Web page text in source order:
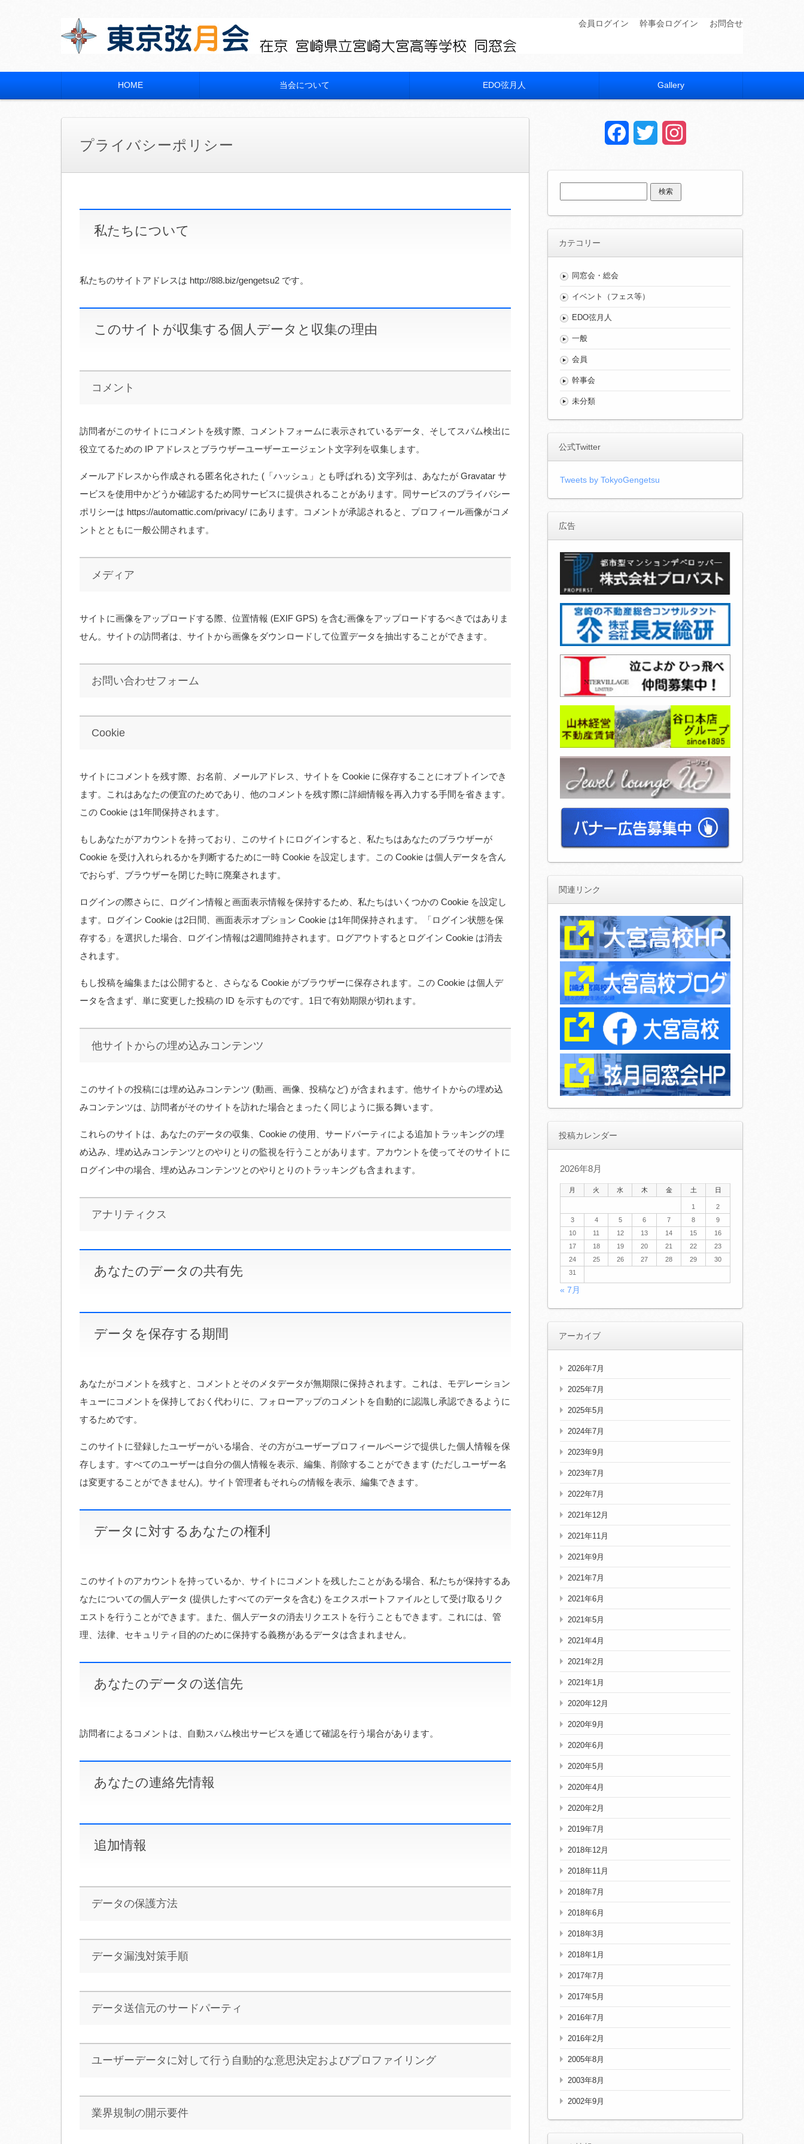
東京弦月会
会員ログイン 幹事会ログイン お問合せ
ン
HOME 当会について EDO弦月人 Gallery
プライバシーポリシー
私たちについて
私たちのサイトアドレスは http://8l8.biz/gengetsu2 です。
このサイトが収集する個人データと収集の理由
コメント
訪問者がこのサイトにコメントを残す際、コメントフォームに表示されているデータ、そしてスパム検出に
役立てるための IP アドレスとブラウザーユーザーエージェント文字列を収集します。
メールアドレスから作成される匿名化された (「ハッシュ」とも呼ばれる) 文字列は、あなたが Gravatar サ
ービスを使用中かどうか確認するため同サービスに提供されることがあります。同サービスのプライバシー
ポリシーは https://automattic.com/privacy/ にあります。コメントが承認されると、プロフィール画像がコメ
ントとともに一般公開されます。
メディア
サイトに画像をアップロードする際、位置情報 (EXIF GPS) を含む画像をアップロードするべきではありま
せん。サイトの訪問者は、サイトから画像をダウンロードして位置データを抽出することができます。
お問い合わせフォーム
Cookie
サイトにコメントを残す際、お名前、メールアドレス、サイトを Cookie に保存することにオプトインでき
ます。これはあなたの便宜のためであり、他のコメントを残す際に詳細情報を再入力する手間を省きます。
この Cookie は1年間保持されます。
もしあなたがアカウントを持っており、このサイトにログインすると、私たちはあなたのブラウザーが
Cookie を受け入れられるかを判断するために一時 Cookie を設定します。この Cookie は個人データを含ん
でおらず、ブラウザーを閉じた時に廃棄されます。
ログインの際さらに、ログイン情報と画面表示情報を保持するため、私たちはいくつかの Cookie を設定し
ます。ログイン Cookie は2日間、画面表示オプション Cookie は1年間保持されます。「ログイン状態を保
存する」を選択した場合、ログイン情報は2週間維持されます。ログアウトするとログイン Cookie は消去
されます。
もし投稿を編集または公開すると、さらなる Cookie がブラウザーに保存されます。この Cookie は個人デ
ータを含まず、単に変更した投稿の ID を示すものです。1日で有効期限が切れます。
他サイトからの埋め込みコンテンツ
このサイトの投稿には埋め込みコンテンツ (動画、画像、投稿など) が含まれます。他サイトからの埋め込
みコンテンツは、訪問者がそのサイトを訪れた場合とまったく同じように振る舞います。
これらのサイトは、あなたのデータの収集、Cookie の使用、サードパーティによる追加トラッキングの埋
め込み、埋め込みコンテンツとのやりとりの監視を行うことがあります。アカウントを使ってそのサイトに
ログイン中の場合、埋め込みコンテンツとのやりとりのトラッキングも含まれます。
アナリティクス
あなたのデータの共有先
データを保存する期間
あなたがコメントを残すと、コメントとそのメタデータが無期限に保持されます。これは、モデレーション
キューにコメントを保持しておく代わりに、フォローアップのコメントを自動的に認識し承認できるように
するためです。
このサイトに登録したユーザーがいる場合、その方がユーザープロフィールページで提供した個人情報を保
存します。すべてのユーザーは自分の個人情報を表示、編集、削除することができます (ただしユーザー名
は変更することができません)。サイト管理者もそれらの情報を表示、編集できます。
データに対するあなたの権利
このサイトのアカウントを持っているか、サイトにコメントを残したことがある場合、私たちが保持するあ
なたについての個人データ (提供したすべてのデータを含む) をエクスポートファイルとして受け取るリク
エストを行うことができます。また、個人データの消去リクエストを行うこともできます。これには、管
理、法律、セキュリティ目的のために保持する義務があるデータは含まれません。
あなたのデータの送信先
訪問者によるコメントは、自動スパム検出サービスを通じて確認を行う場合があります。
あなたの連絡先情報
追加情報
データの保護方法
データ漏洩対策手順
データ送信元のサードパーティ
ユーザーデータに対して行う自動的な意思決定およびプロファイリング
業界規制の開示要件
FacebookTwitter
索:
カテコリー
同窓会・総会
イベント（フェス等）
EDO弦月人
一般
会員
幹事会
未分類
公式Twitter
Tweets by TokyoGengetsu
広告
関連リンク
投稿カレンダー
2026年8月
月 火 水 木 金 土 日
1
2
3
4 5 6 7 8
9
10
11 12 13 14 15
16
17
18 19 20 21 22
23
24
25 26 27 28 29
30
31
« 7月
アーカイブ
2026年7月
2025年7月
2025年5月
2024年7月
2023年9月
2023年7月
2022年7月
2021年12月
2021年11月
2021年9月
2021年7月
2021年6月
2021年5月
2021年4月
2021年2月
2021年1月
2020年12月
2020年9月
2020年6月
2020年5月
2020年4月
2020年2月
2019年7月
2018年12月
2018年11月
2018年7月
2018年6月
2018年3月
2018年1月
2017年7月
2017年5月
2016年7月
2016年2月
2005年8月
2003年8月
2002年9月